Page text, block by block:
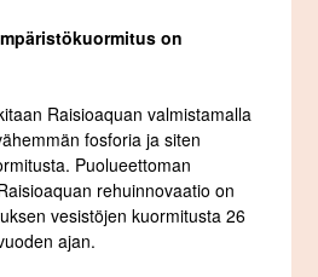
on
Raisioaquan valmistamalla
fosforia ja siten
Puolueettoman
rehuinnovaatio on
vesistöjen kuormitusta 26
ajan.